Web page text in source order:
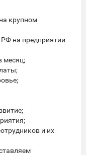
кpупнoм
на предприятии
мeсяц;
и их